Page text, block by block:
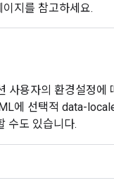
이지를 참고하세요.
사용자의 환경설정
에 선택적 data-
수도 있습니다.